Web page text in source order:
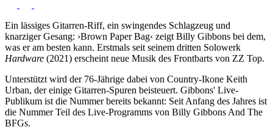
Ein lässiges Gitarren-Riff, ein swingendes Schlagzeug und
knarziger Gesang: ›Brown Paper Bag‹ zeigt Billy Gibbons bei dem,
was er am besten kann. Erstmals seit seinem dritten Solowerk
Hardware (2021) erscheint neue Musik des Frontbarts von ZZ Top.
Unterstützt wird der 76-Jährige dabei von Country-Ikone Keith
Urban, der einige Gitarren-Spuren beisteuert. Gibbons' Live-
Publikum ist die Nummer bereits bekannt: Seit Anfang des Jahres ist
die Nummer Teil des Live-Programms von Billy Gibbons And The
BFGs.